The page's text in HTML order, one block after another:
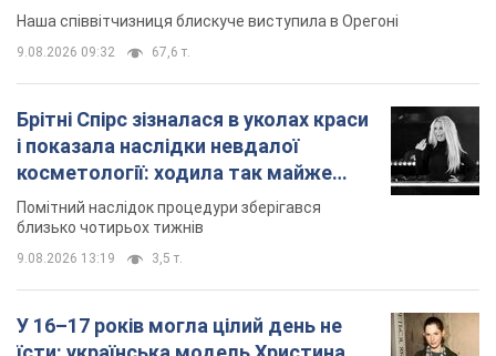
Наша співвітчизниця блискуче виступила в Орегоні
9.08.2026 09:32 67,6 т.
Брітні Спірс зізналася в уколах краси
і показала наслідки невдалої
косметології: ходила так майже
місяць
Помітний наслідок процедури зберігався
близько чотирьох тижнів
9.08.2026 13:19 3,5 т.
У 16–17 років могла цілий день не